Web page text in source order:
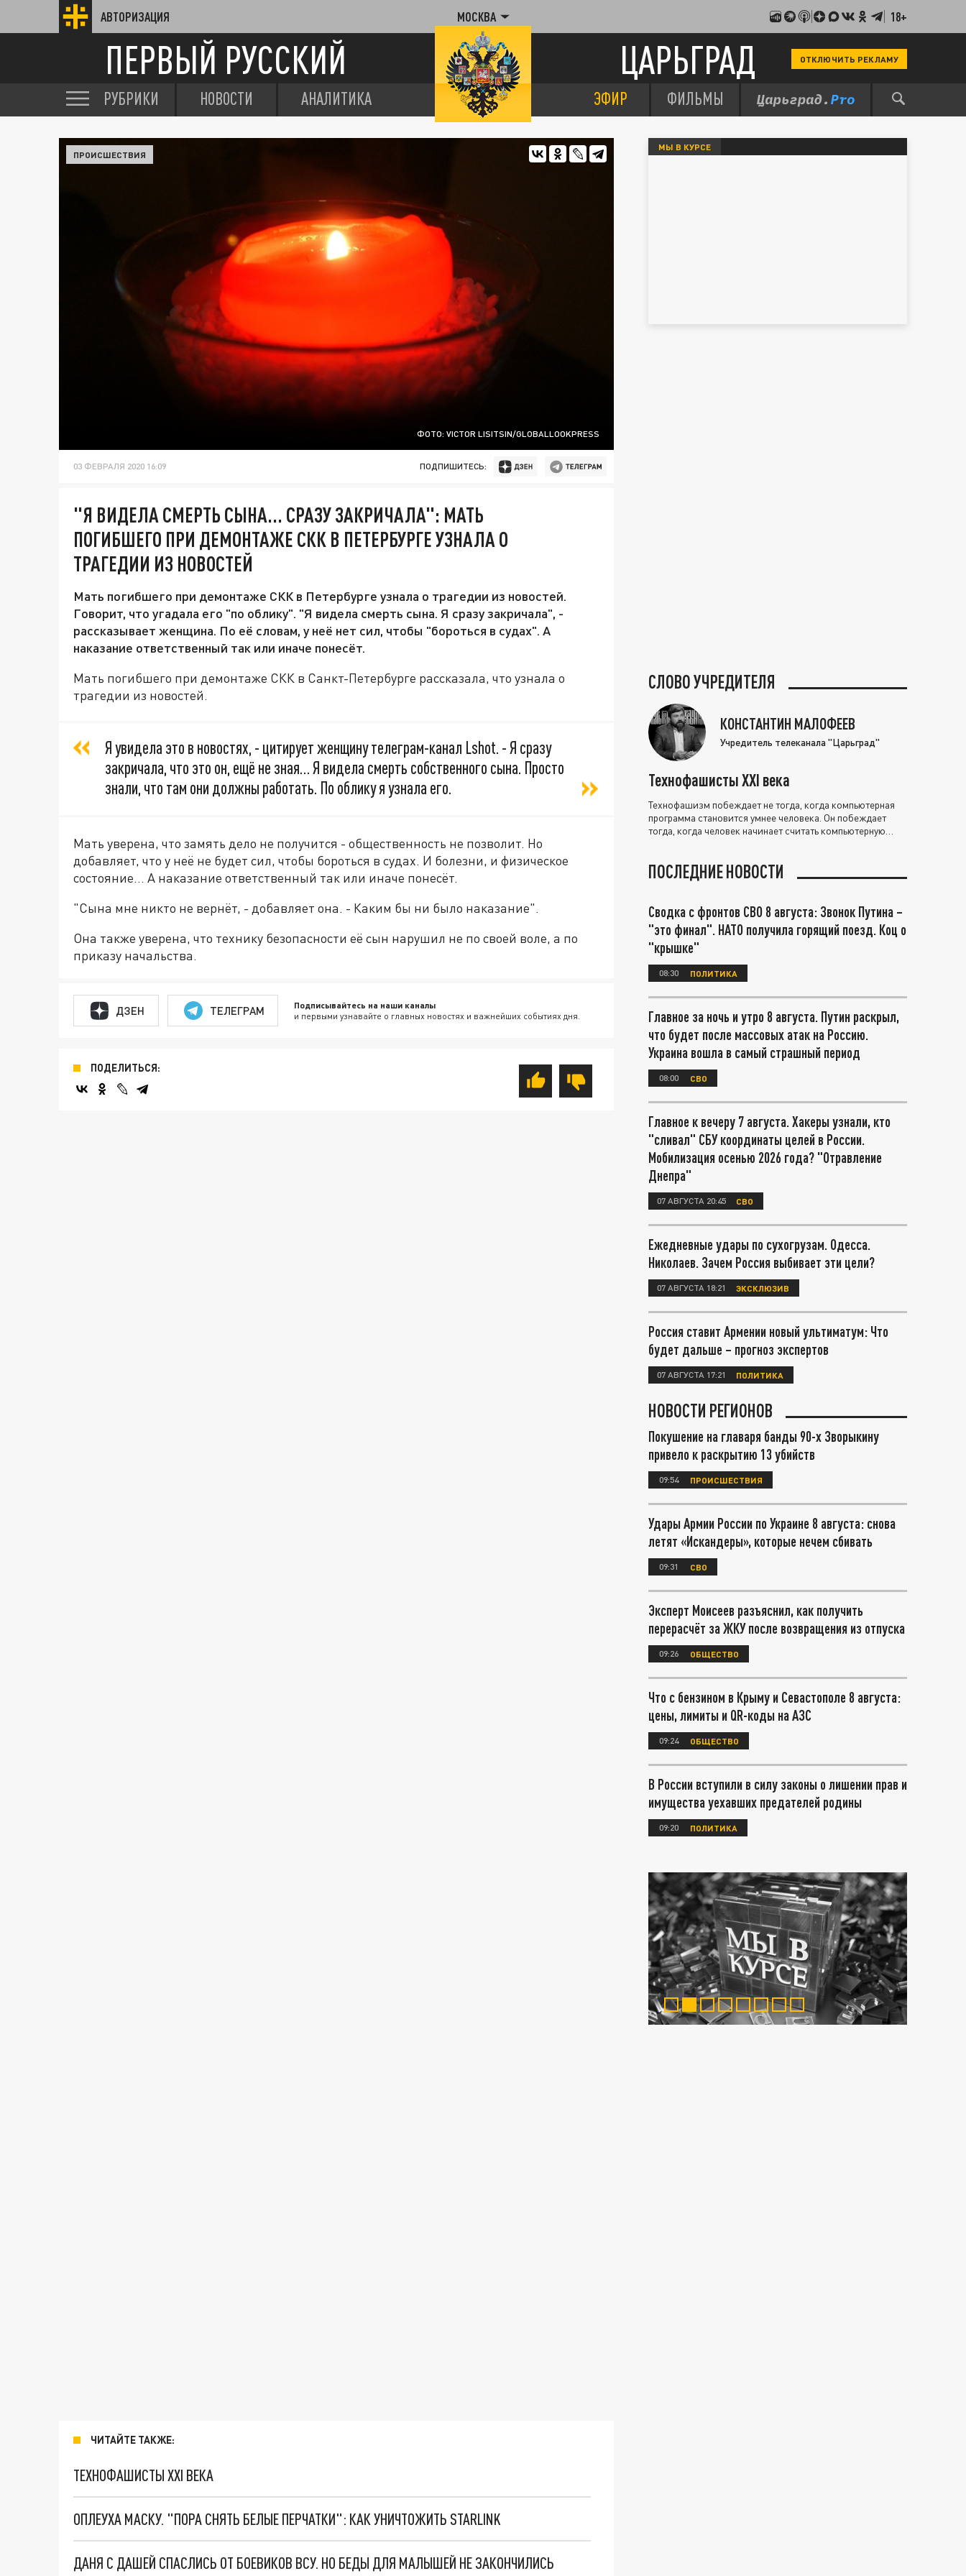
АВТОРИЗАЦИЯ МОСКВА 18+
ПЕРВЫЙ РУССКИЙ ЦАРЬГРАД ОТКЛЮЧИТЬ РЕКЛАМУ
РУБРИКИ НОВОСТИ АНАЛИТИКА ЭФИР ФИЛЬМЫ
ФОТО: VICTOR LISITSIN/GLOBALLOOKPRESS
ПРОИСШЕСТВИЯ
03 ФЕВРАЛЯ 2020 16:09 ПОДПИШИТЕСЬ:
"Я ВИДЕЛА СМЕРТЬ СЫНА... СРАЗУ ЗАКРИЧАЛА": МАТЬ
ПОГИБШЕГО ПРИ ДЕМОНТАЖЕ СКК В ПЕТЕРБУРГЕ УЗНАЛА О
ТРАГЕДИИ ИЗ НОВОСТЕЙ
Мать погибшего при демонтаже СКК в Петербурге узнала о трагедии из новостей.
Говорит, что угадала его "по облику". "Я видела смерть сына. Я сразу закричала", -
рассказывает женщина. По её словам, у неё нет сил, чтобы "бороться в судах". А
наказание ответственный так или иначе понесёт.
Мать погибшего при демонтаже СКК в Санкт-Петербурге рассказала, что узнала о
трагедии из новостей.
Я увидела это в новостях, - цитирует женщину телеграм-канал Lshot. - Я сразу
закричала, что это он, ещё не зная… Я видела смерть собственного сына. Просто
знали, что там они должны работать. По облику я узнала его.
Мать уверена, что замять дело не получится - общественность не позволит. Но
добавляет, что у неё не будет сил, чтобы бороться в судах. И болезни, и физическое
состояние… А наказание ответственный так или иначе понесёт.
"Сына мне никто не вернёт, - добавляет она. - Каким бы ни было наказание".
Она также уверена, что технику безопасности её сын нарушил не по своей воле, а по
приказу начальства.
ДЗЕН ТЕЛЕГРАМ Подписывайтесь на наши каналы
и первыми узнавайте о главных новостях и важнейших событиях дня.
ПОДЕЛИТЬСЯ:
ЧИТАЙТЕ ТАКЖЕ:
ТЕХНОФАШИСТЫ XXI ВЕКА
ОПЛЕУХА МАСКУ. "ПОРА СНЯТЬ БЕЛЫЕ ПЕРЧАТКИ": КАК УНИЧТОЖИТЬ STARLINK
ДАНЯ С ДАШЕЙ СПАСЛИСЬ ОТ БОЕВИКОВ ВСУ. НО БЕДЫ ДЛЯ МАЛЫШЕЙ НЕ ЗАКОНЧИЛИСЬ
МЫ В КУРСЕ
СЛОВО УЧРЕДИТЕЛЯ
КОНСТАНТИН МАЛОФЕЕВ
Учредитель телеканала "Царьград"
Технофашисты XXI века
Технофашизм побеждает не тогда, когда компьютерная
программа становится умнее человека. Он побеждает
тогда, когда человек начинает считать компьютерную
ПОСЛЕДНИЕ НОВОСТИ
Сводка с фронтов СВО 8 августа: Звонок Путина –
"это финал". НАТО получила горящий поезд. Коц о
"крышке"
08:30 ПОЛИТИКА
Главное за ночь и утро 8 августа. Путин раскрыл,
что будет после массовых атак на Россию.
Украина вошла в самый страшный период
08:00 СВО
Главное к вечеру 7 августа. Хакеры узнали, кто
"сливал" СБУ координаты целей в России.
Мобилизация осенью 2026 года? "Отравление
Днепра"
07 АВГУСТА 20:45 СВО
Ежедневные удары по сухогрузам. Одесса.
Николаев. Зачем Россия выбивает эти цели?
07 АВГУСТА 18:21 ЭКСКЛЮЗИВ
Россия ставит Армении новый ультиматум: Что
будет дальше – прогноз экспертов
07 АВГУСТА 17:21 ПОЛИТИКА
НОВОСТИ РЕГИОНОВ
Покушение на главаря банды 90-х Зворыкину
привело к раскрытию 13 убийств
09:54 ПРОИСШЕСТВИЯ
Удары Армии России по Украине 8 августа: снова
летят «Искандеры», которые нечем сбивать
09:31 СВО
Эксперт Моисеев разъяснил, как получить
перерасчёт за ЖКУ после возвращения из отпуска
09:26 ОБЩЕСТВО
Что с бензином в Крыму и Севастополе 8 августа:
цены, лимиты и QR-коды на АЗС
09:24 ОБЩЕСТВО
В России вступили в силу законы о лишении прав и
имущества уехавших предателей родины
09:20 ПОЛИТИКА